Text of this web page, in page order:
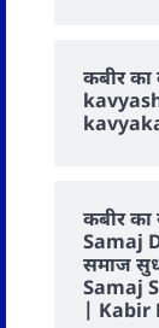
कबीर
कबीर
Samaj
समाज
Samaj
| Kabir